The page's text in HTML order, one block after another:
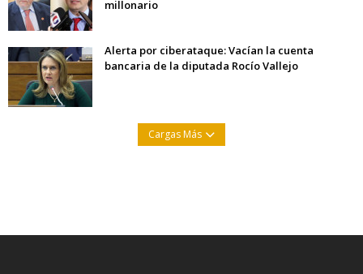
millonario
Alerta por ciberataque: Vacían la cuenta
bancaria de la diputada Rocío Vallejo
Cargas Más